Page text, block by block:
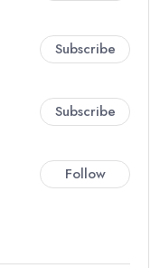
Subscribe
Subscribe
Follow